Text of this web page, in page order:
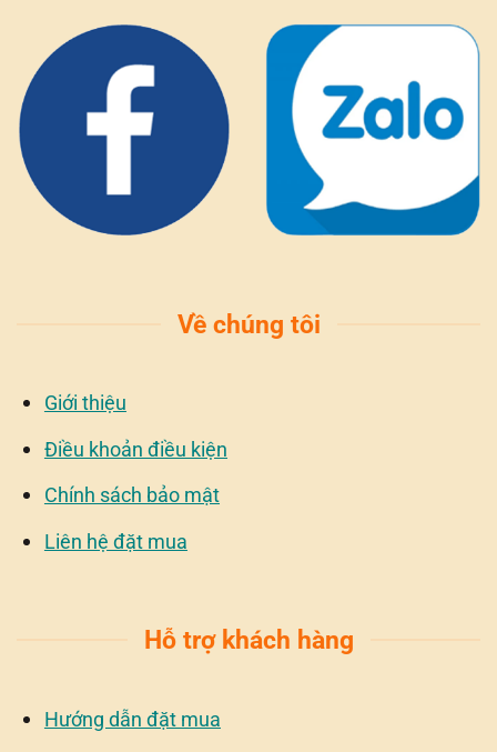
Về chúng tôi
Giới thiệu
Điều khoản điều kiện
Chính sách bảo mật
Liên hệ đặt mua
Hỗ trợ khách hàng
Hướng dẫn đặt mua